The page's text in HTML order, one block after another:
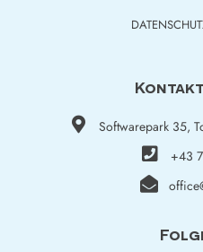
Softwarepark 35,
+43